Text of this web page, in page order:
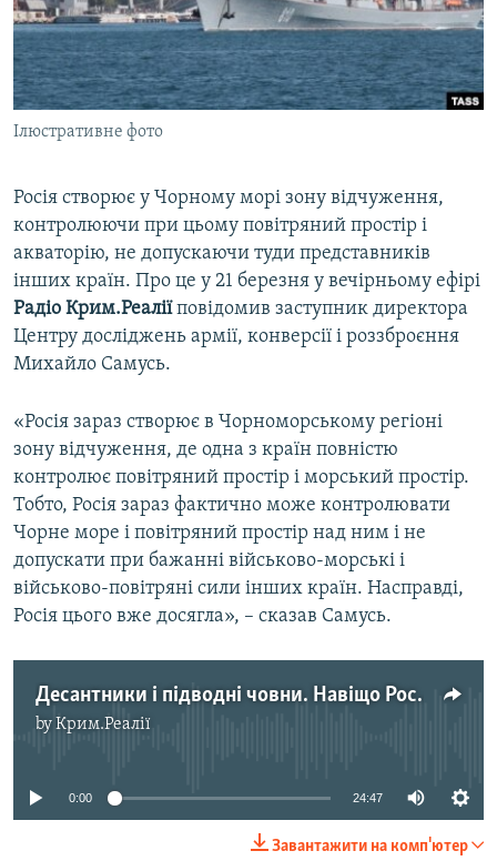
ВІДЕОУРОКИ «ELIFBE»
СВІДЧЕННЯ ОКУПАЦІЇ
УКРАЇНСЬКА ПРОБЛЕМА КРИМУ
ІНФОГРАФІКА
Русский
Qırımtatar
ДОЛУЧАЙСЯ!
Усі сайти RFE/RL
Ілюстративне фото
Росія створює у Чорному морі зону відчуження,
контролюючи при цьому повітряний простір і
акваторію, не допускаючи туди представників
інших країн. Про це у 21 березня у вечірньому ефірі
Радіо Крим.Реаліїповідомив заступник директора
Центру досліджень армії, конверсії і роззброєння
Михайло Самусь.
«Росія зараз створює в Чорноморському регіоні
зону відчуження, де одна з країн повністю
контролює повітряний простір і морський простір.
Тобто, Росія зараз фактично може контролювати
Чорне море і повітряний простір над ним і не
допускати при бажанні військово-морські і
військово-повітряні сили інших країн. Насправді,
Росія цього вже досягла», – сказав Самусь.
Десантники і підводні човни. Навіщо Росія грає м'язами в Чорному морі?
byКрим.Реалії
0:00 24:47
Завантажити на комп'ютер